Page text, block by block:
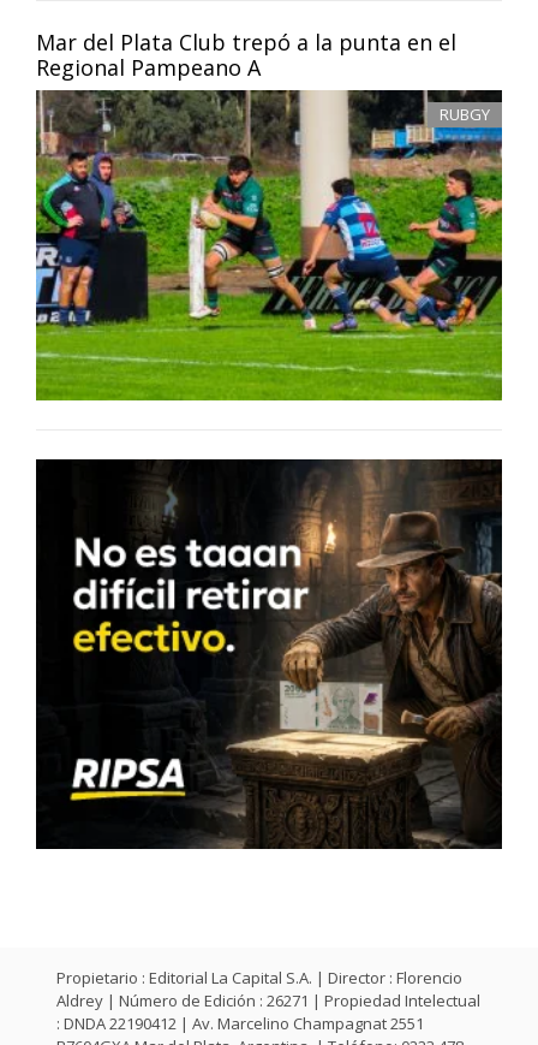
Mar del Plata Club trepó a la punta en el
Regional Pampeano A
RUBGY
Propietario : Editorial La Capital S.A. | Director : Florencio
Aldrey | Número de Edición : 26271 | Propiedad Intelectual
: DNDA 22190412 | Av. Marcelino Champagnat 2551